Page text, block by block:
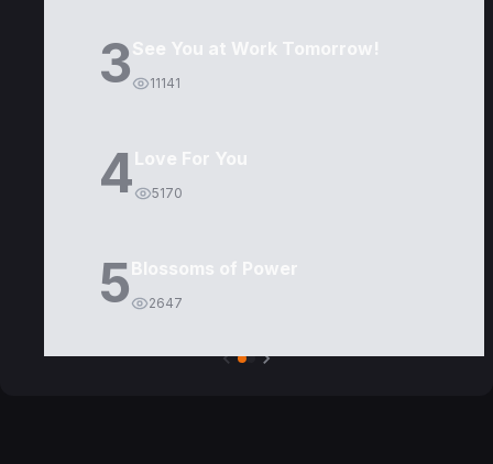
3See You at Work Tomorrow!
11141
4Love For You
5170
5Blossoms of Power
2647